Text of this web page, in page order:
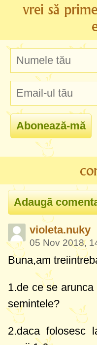
vrei să
violeta.nuky
05 Nov 2018,
Buna,am
1.de ce se
semintele?
2.daca folosesc